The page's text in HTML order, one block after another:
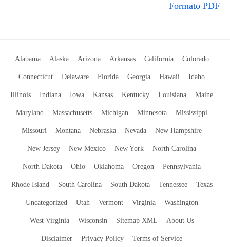
Formato PDF
Alabama Alaska Arizona Arkansas California Colorado
Connecticut Delaware Florida Georgia Hawaii Idaho
Illinois Indiana Iowa Kansas Kentucky Louisiana Maine
Maryland Massachusetts Michigan Minnesota Mississippi
Missouri Montana Nebraska Nevada New Hampshire
New Jersey New Mexico New York North Carolina
North Dakota Ohio Oklahoma Oregon Pennsylvania
Rhode Island South Carolina South Dakota Tennessee Texas
Uncategorized Utah Vermont Virginia Washington
West Virginia Wisconsin Sitemap XML About Us
Disclaimer Privacy Policy Terms of Service